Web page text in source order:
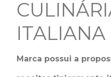
ITALIANA
Marca possui a